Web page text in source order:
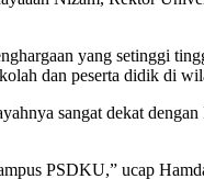
yang setinggi
dan peserta didik di
sangat dekat
PSDKU,” ucap